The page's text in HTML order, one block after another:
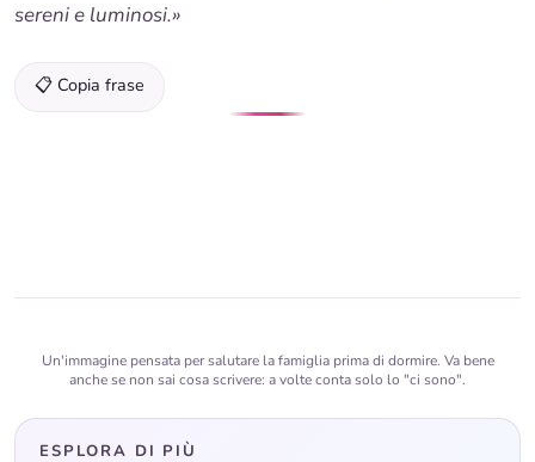
sereni e luminosi.»
📋 Copia frase
Un'immagine pensata per salutare la famiglia prima di dormire. Va bene
anche se non sai cosa scrivere: a volte conta solo lo "ci sono".
ESPLORA DI PIÙ